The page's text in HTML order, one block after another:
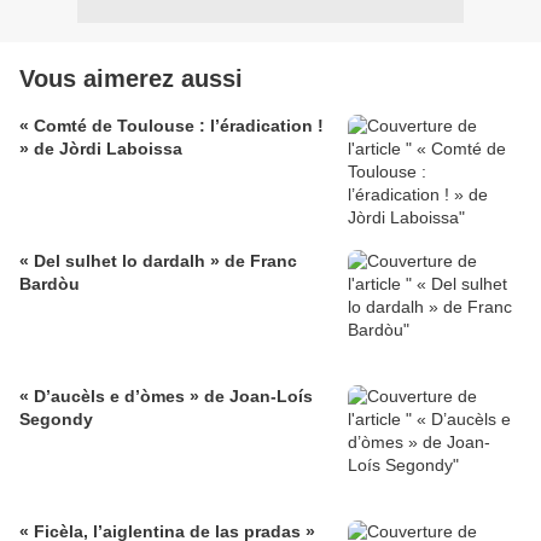
Vous aimerez aussi
« Comté de Toulouse : l’éradication !
» de Jòrdi Laboissa
« Del sulhet lo dardalh » de Franc
Bardòu
« D’aucèls e d’òmes » de Joan-Loís
Segondy
« Ficèla, l’aiglentina de las pradas »